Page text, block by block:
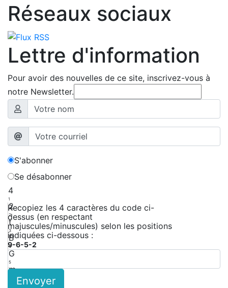
Réseaux sociaux
Lettre d'information
Pour avoir des nouvelles de ce site, inscrivez-vous à
notre Newsletter.
S'abonner
Se désabonner
4
1
2
2
t
3
B
4
G
5
m
Recopiez les 4 caractères du code ci-
dessus (en respectant
majuscules/minuscules) selon les positions
indiquées ci-dessous :
9-6-5-2
Envoyer